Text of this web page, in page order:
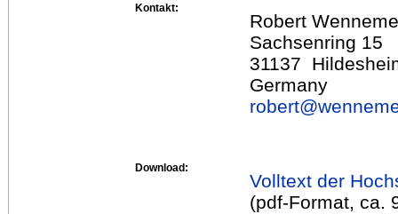
Kontakt:
Robert
Sachsenring 15
31137
Germany
robert@
Download:
Volltext der
(pdf-Format, ca.